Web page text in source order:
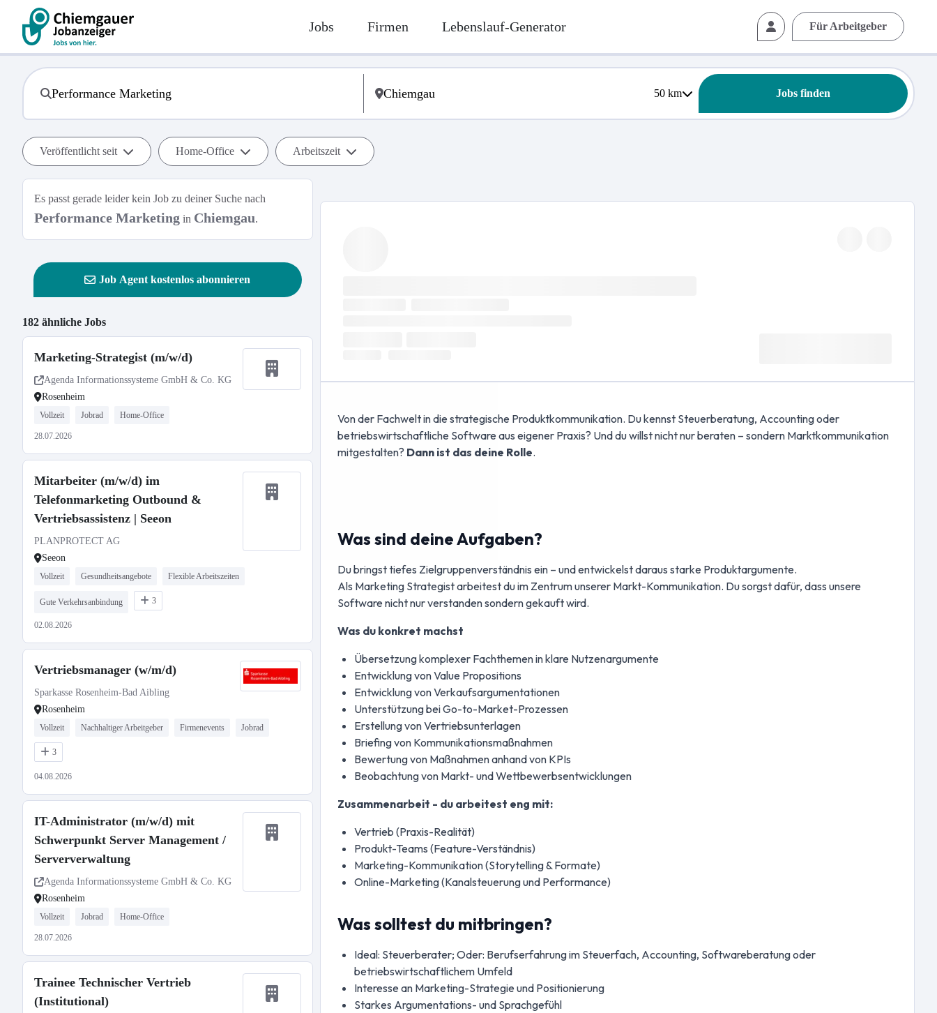
Jobs Firmen Lebenslauf-Generator Für Arbeitgeber
50km Jobs finden
Veröffentlicht seit Home-Office Arbeitszeit
Es passt gerade leider kein Job zu deiner Suche nach
Performance Marketing in Chiemgau.
Job Agent kostenlos abonnieren
182 ähnliche Jobs
Marketing-Strategist (m/w/d)
Agenda Informationssysteme GmbH & Co. KG
Rosenheim
Vollzeit Jobrad Home-Office
28.07.2026
Mitarbeiter (m/w/d) im
Telefonmarketing Outbound &
Vertriebsassistenz | Seeon
PLANPROTECT AG
Seeon
Vollzeit Gesundheitsangebote Flexible Arbeitszeiten
Gute Verkehrsanbindung 3
02.08.2026
Vertriebsmanager (w/m/d)
Sparkasse Rosenheim-Bad Aibling
Rosenheim
Vollzeit Nachhaltiger Arbeitgeber Firmenevents Jobrad
3
04.08.2026
IT-Administrator (m/w/d) mit
Schwerpunkt Server Management /
Serververwaltung
Agenda Informationssysteme GmbH & Co. KG
Rosenheim
Vollzeit Jobrad Home-Office
28.07.2026
Trainee Technischer Vertrieb
(Institutional)